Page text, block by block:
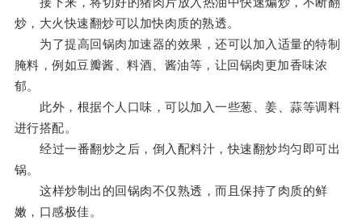
炒，大火快速翻炒可以加快肉质的熟透。
为了提高回锅肉加速器的效果，还可以加入适量的特制
腌料，例如豆瓣酱、料酒、酱油等，让回锅肉更加香味浓
郁。
此外，根据个人口味，可以加入一些葱、姜、蒜等调料
进行搭配。
经过一番翻炒之后，倒入配料汁，快速翻炒均匀即可出
锅。
这样炒制出的回锅肉不仅熟透，而且保持了肉质的鲜
嫩，口感极佳。